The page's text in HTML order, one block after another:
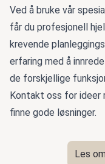
Ved å bruke vår
får du profesjonell
krevende
erfaring med å
de forskjellige
Kontakt oss for ideer
finne gode løsninger.
Les